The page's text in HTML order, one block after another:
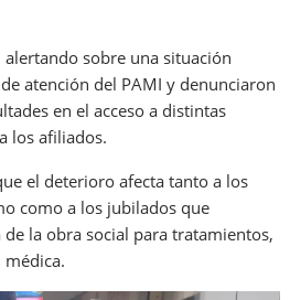
sobre una situación
atención del PAMI y denunciaron
en el acceso a distintas
los afiliados.
el deterioro afecta tanto a los
como a los jubilados que
la obra social para tratamientos,